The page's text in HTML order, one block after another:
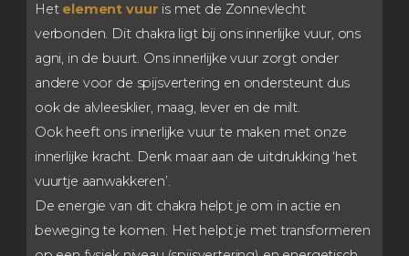
Het element vuur is met de Zonnevlecht
verbonden. Dit chakra ligt bij ons innerlijke vuur, ons
agni, in de buurt. Ons innerlijke vuur zorgt onder
andere voor de spijsvertering en ondersteunt dus
ook de alvleesklier, maag, lever en de milt.
Ook heeft ons innerlijke vuurte maken met onze
innerlijke kracht. Denk maar aan de uitdrukking ‘het
vuurtje aanwakkeren’.
De energie van dit chakra helpt je om in actie en
beweging te komen. Het helpt je met transformeren